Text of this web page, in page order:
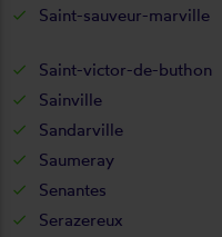
Saint-sauveur-marville
Saint-victor-de-buthon
Sainville
Sandarville
Saumeray
Senantes
Serazereux